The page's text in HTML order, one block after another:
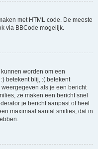
met HTML code. De meeste
via BBCode mogelijk.
worden om een
betekent blij, :( betekent
als je een bericht
ze maken een bericht snel
je bericht aanpast of heel
maximaal aantal smilies, dat in